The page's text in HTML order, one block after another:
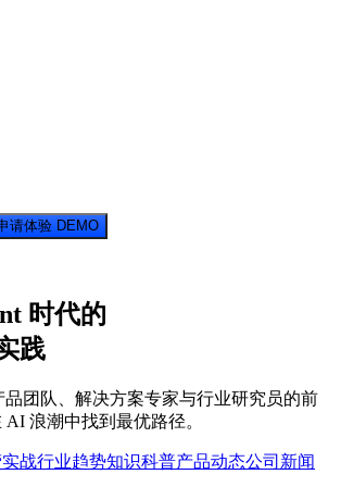
请体验 DEMO
时代的
践
品团队、解决方案专家与行业研究员的前
浪潮中找到最优路径。
战行业趋势知识科普产品动态公司新闻